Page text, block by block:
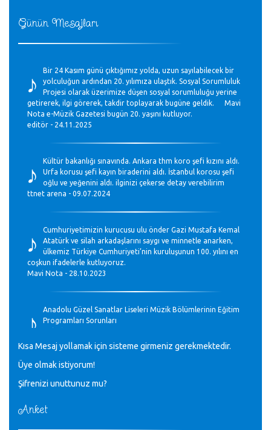
Günün Mesajları
♪
Bir 24 Kasım günü çıktığımız yolda, uzun sayılabilecek bir
yolculuğun ardından 20. yılımıza ulaştık. Sosyal Sorumluluk
Projesi olarak üzerimize düşen sosyal sorumluluğu yerine
getirerek, ilgi görerek, takdir toplayarak bugüne geldik. Mavi
Nota e-Müzik Gazetesi bugün 20. yaşını kutluyor.
editör - 24.11.2025
♪
Kültür bakanlığı sınavında. Ankara thm koro şefi kızını aldı.
Urfa korusu şefi kayın biraderini aldı. İstanbul korosu şefi
oğlu ve yeğenini aldı. ilginizi çekerse detay verebilirim
ttnet arena - 09.07.2024
♪
Cumhuriyetimizin kurucusu ulu önder Gazi Mustafa Kemal
Atatürk ve silah arkadaşlarını saygı ve minnetle anarken,
ülkemiz Türkiye Cumhuriyeti’nin kuruluşunun 100. yılını en
coşkun ifadelerle kutluyoruz.
Mavi Nota - 28.10.2023
♪
Anadolu Güzel Sanatlar Liseleri Müzik Bölümlerinin Eğitim
Programları Sorunları
♪
GEÇMİŞ OLSUN TÜRKİYE!
Mavi Nota - 07.02.2023
30 yıl sonra karşılaşmak çok güzel Kurtuluş, teveccüh
Kısa Mesaj yollamak için sisteme girmeniz gerekmektedir.
Üye olmak istiyorum!
Şifrenizi unuttunuz mu?
Anket